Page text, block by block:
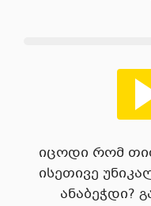
იცოდი რომ
ისეთივე
ანაბეჭდი?